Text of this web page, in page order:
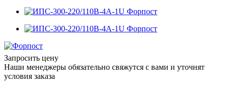
Запросить цену
Наши менеджеры обязательно свяжутся с вами и уточнят
условия заказа